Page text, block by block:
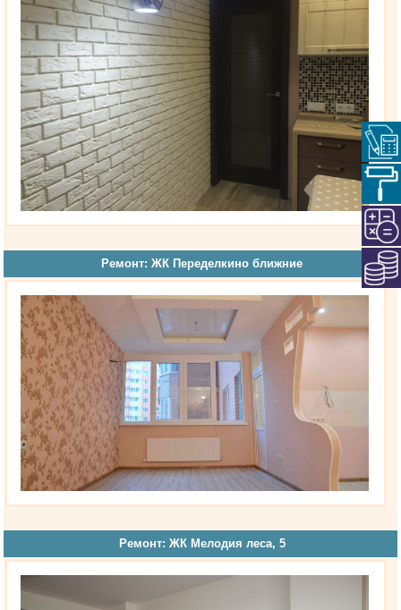
Ремонт: ЖК Переделкино ближние
Ремонт: ЖК Мелодия леса, 5